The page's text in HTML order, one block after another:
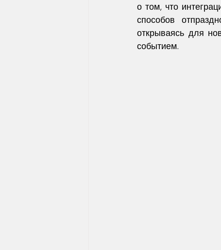
о том, что
способов
открываясь для
событием.